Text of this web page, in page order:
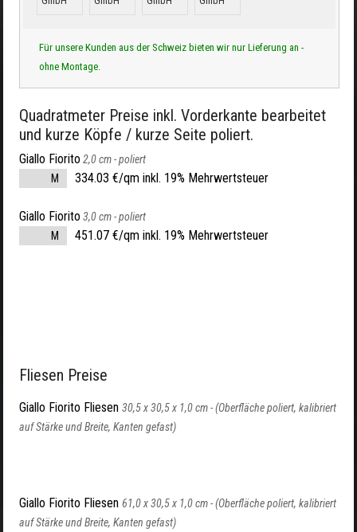
Für unsere Kunden aus der Schweiz bieten wir nur Lieferung an -
ohne Montage.
Quadratmeter Preise inkl. Vorderkante bearbeitet
und kurze Köpfe / kurze Seite poliert.
Giallo Fiorito 2,0 cm -poliert
M
334.03 €/qm inkl. 19% Mehrwertsteuer
Giallo Fiorito 3,0 cm -poliert
M
451.07 €/qm inkl. 19% Mehrwertsteuer
Fliesen Preise
Giallo Fiorito Fliesen 30,5 x 30,5 x 1,0 cm -(Oberfläche poliert, kalibriert
auf Stärke und Breite, Kanten gefast)
Giallo Fiorito Fliesen 61,0 x 30,5 x 1,0 cm -(Oberfläche poliert, kalibriert
auf Stärke und Breite, Kanten gefast)